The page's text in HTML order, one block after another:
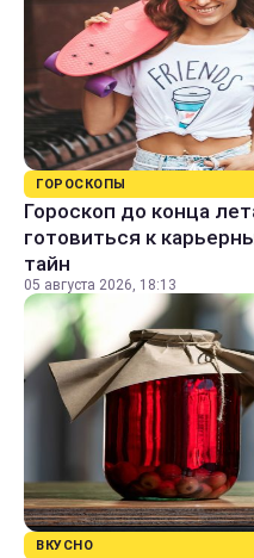
ГОРОСКОПЫ
Гороскоп до конца
готовиться к
тайн
05 августа 2026, 18:13
ВКУСНО